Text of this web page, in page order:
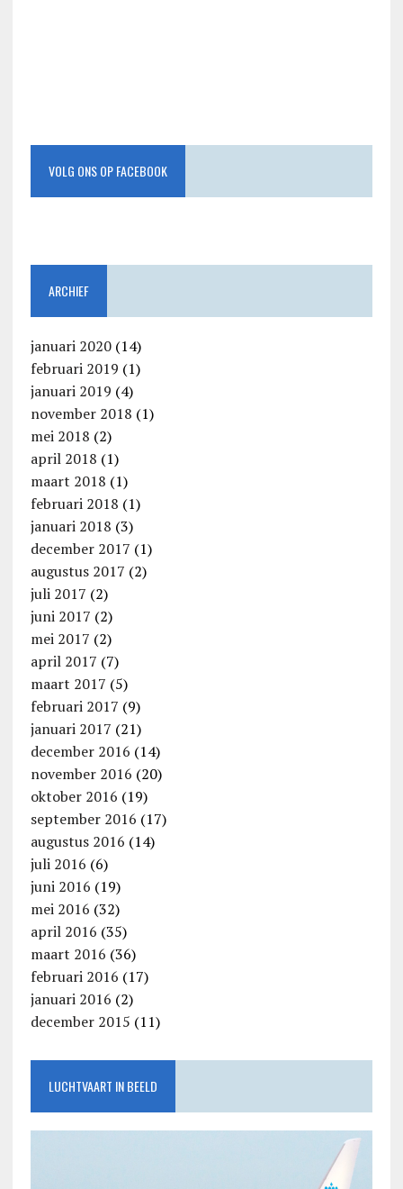
VOLG ONS OP FACEBOOK
ARCHIEF
januari 2020(14)
februari 2019 (1)
januari 2019 (4)
november 2018 (1)
mei 2018 (2)
april 2018 (1)
maart 2018 (1)
februari 2018 (1)
januari 2018 (3)
december 2017 (1)
augustus 2017 (2)
juli 2017 (2)
juni 2017 (2)
mei 2017 (2)
april 2017 (7)
maart 2017 (5)
februari 2017 (9)
januari 2017 (21)
december 2016 (14)
november 2016 (20)
oktober 2016 (19)
september 2016 (17)
augustus 2016 (14)
juli 2016 (6)
juni 2016 (19)
mei 2016 (32)
april 2016 (35)
maart 2016 (36)
februari 2016 (17)
januari 2016 (2)
december 2015 (11)
LUCHTVAART IN BEELD